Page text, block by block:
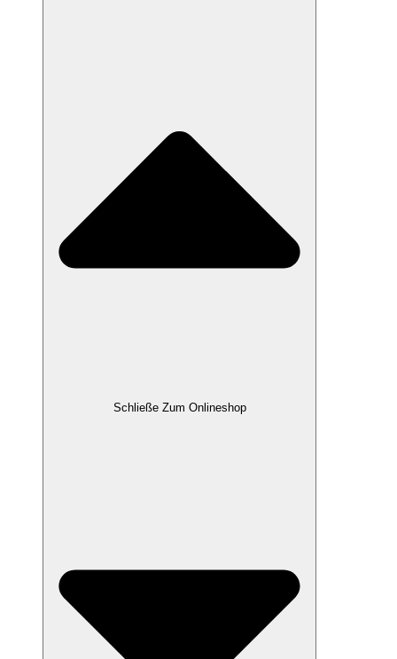
Schließe Zum Onlineshop